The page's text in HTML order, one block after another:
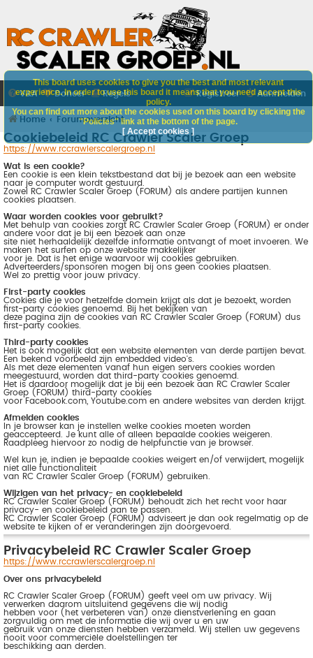
V&A Doneer Regels Aanmelden
Registreer
Home Forumoverzicht
Cookiebeleid RC Crawler Scaler Groep
https://www.rccrawlerscalergroep.nl
Wat is een cookie?
Een cookie is een klein tekstbestand dat bij je bezoek aan een website
naar je computer wordt gestuurd.
Zowel RC Crawler Scaler Groep (FORUM) als andere partijen kunnen
cookies plaatsen.
Waar worden cookies voor gebruikt?
Met behulp van cookies zorgt RC Crawler Scaler Groep (FORUM) er onder
andere voor dat je bij een bezoek aan onze
site niet herhaaldelijk dezelfde informatie ontvangt of moet invoeren. We
maken het surfen op onze website makkelijker
voor je. Dat is het enige waarvoor wij cookies gebruiken.
Adverteerders/sponsoren mogen bij ons geen cookies plaatsen.
Wel zo prettig voor jouw privacy.
First-party cookies
Cookies die je voor hetzelfde domein krijgt als dat je bezoekt, worden
first-party cookies genoemd. Bij het bekijken van
deze pagina zijn de cookies van RC Crawler Scaler Groep (FORUM) dus
first-party cookies.
Third-party cookies
Het is ook mogelijk dat een website elementen van derde partijen bevat.
Een bekend voorbeeld zijn embedded video's.
Als met deze elementen vanaf hun eigen servers cookies worden
meegestuurd, worden dat third-party cookies genoemd.
Het is daardoor mogelijk dat je bij een bezoek aan RC Crawler Scaler
Groep (FORUM) third-party cookies
voor Facebook.com, Youtube.com en andere websites van derden krijgt.
Afmelden cookies
In je browser kan je instellen welke cookies moeten worden
geaccepteerd. Je kunt alle of alleen bepaalde cookies weigeren.
Raadpleeg hiervoor zo nodig de helpfunctie van je browser.
Wel kun je, indien je bepaalde cookies weigert en/of verwijdert, mogelijk
niet alle functionaliteit
van RC Crawler Scaler Groep (FORUM) gebruiken.
Wijzigen van het privacy- en cookiebeleid
RC Crawler Scaler Groep (FORUM) behoudt zich het recht voor haar
privacy- en cookiebeleid aan te passen.
RC Crawler Scaler Groep (FORUM) adviseert je dan ook regelmatig op de
website te kijken of er veranderingen zijn doorgevoerd.
Privacybeleid RC Crawler Scaler Groep
https://www.rccrawlerscalergroep.nl
Over ons privacybeleid
RC Crawler Scaler Groep (FORUM) geeft veel om uw privacy. Wij
verwerken daarom uitsluitend gegevens die wij nodig
hebben voor (het verbeteren van) onze dienstverlening en gaan
zorgvuldig om met de informatie die wij over u en uw
gebruik van onze diensten hebben verzameld. Wij stellen uw gegevens
nooit voor commerciële doelstellingen ter
beschikking aan derden.
This board uses cookies to give you the best and most relevant
experience. In order to use this board it means that you need accept this
policy.
You can find out more about the cookies used on this board by clicking the
"Policies" link at the bottom of the page.
[ Accept cookies ]